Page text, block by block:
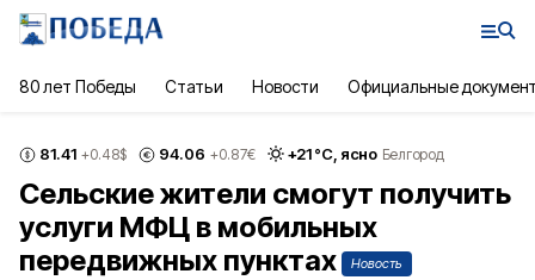
80 лет Победы Статьи Новости Официальные
81.41 +0.48$ 94.06 +0.87€ +21°С, ясно Белгород
Сельские жители смогут получить
услуги МФЦ в мобильных
передвижных пунктах
Новость